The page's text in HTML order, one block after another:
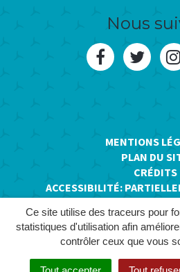
Ce site utilise des traceurs pour
statistiques d'utilisation afin
contrôler ceux que vous
Nous
Lien
compte
Facebook
Lien
MENTIONS
PLAN DU
CRÉDITS
ACCESSIBILITÉ: